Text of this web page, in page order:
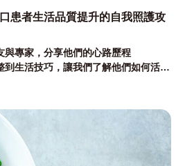
患者生活品質提升的自我照護攻
與專家，分享他們的心路歷程
到生活技巧，讓我們了解他們如何活出